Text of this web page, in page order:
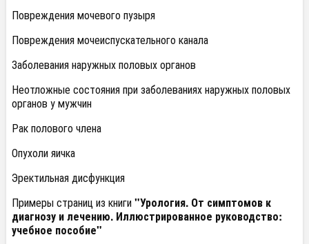
Повреждения мочевого пузыря
Повреждения мочеиспускательного канала
Заболевания наружных половых органов
Неотложные состояния при заболеваниях наружных половых
органов у мужчин
Рак полового члена
Опухоли яичка
Эректильная дисфункция
Примеры страниц из книги"Урология. От симптомов к
диагнозу и лечению. Иллюстрированное руководство:
учебное пособие"